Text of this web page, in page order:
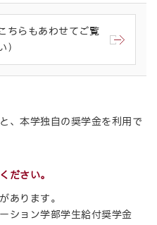
ちらもあわせてご覧
）
、本学独自の奨学金を利用で
ださい。
あります。
ション学部学生給付奨学金